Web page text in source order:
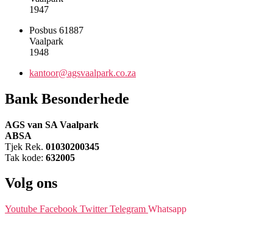
1947
Posbus 61887
Vaalpark
1948
kantoor@agsvaalpark.co.za
Bank Besonderhede
AGS van SA Vaalpark
ABSA
Tjek Rek. 01030200345
Tak kode: 632005
Volg ons
Youtube Facebook Twitter Telegram Whatsapp